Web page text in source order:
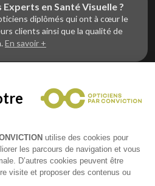
en Santé Visuelle ?
diplômés qui ont à cœur le
clients ainsi que la qualité de
En savoir +
professionnel de la vue et
nous rejoindre ?
Optic, la centrale d’achats et
des opticiens indépendants
utilise des cookies pour
les parcours de navigation et vous
D’autres cookies peuvent être
visite et proposer des contenus ou